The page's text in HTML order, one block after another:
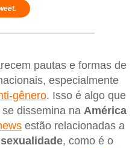
pautas e formas de
especialmente
gênero. Isso é algo que
dissemina na América
estão relacionadas a
sexualidade, como é o